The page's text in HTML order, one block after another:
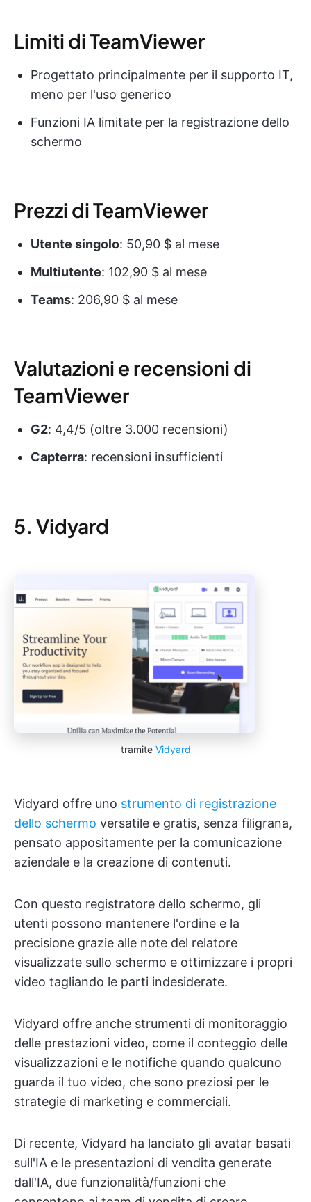
Limiti di TeamViewer
Progettato principalmente per il supporto IT,
meno per l'uso generico
Funzioni IA limitate per la registrazione dello
schermo
Prezzi di TeamViewer
Utente singolo: 50,90 $ al mese
Multiutente: 102,90 $ al mese
Teams: 206,90 $ al mese
Valutazioni e recensioni di
TeamViewer
G2: 4,4/5 (oltre 3.000 recensioni)
Capterra: recensioni insufficienti
5. Vidyard
tramite Vidyard
Vidyard offre uno strumento di registrazione
dello schermo versatile e gratis, senza filigrana,
pensato appositamente per la comunicazione
aziendale e la creazione di contenuti.
Con questo registratore dello schermo, gli
utenti possono mantenere l'ordine e la
precisione grazie alle note del relatore
visualizzate sullo schermo e ottimizzare i propri
video tagliando le parti indesiderate.
Vidyard offre anche strumenti di monitoraggio
delle prestazioni video, come il conteggio delle
visualizzazioni e le notifiche quando qualcuno
guarda il tuo video, che sono preziosi per le
strategie di marketing e commerciali.
Di recente, Vidyard ha lanciato gli avatar basati
sull'IA e le presentazioni di vendita generate
dall'IA, due funzionalità/funzioni che